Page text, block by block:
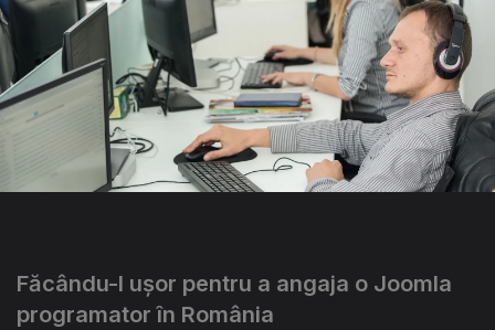
Făcându-l ușor pentru a angaja o Joomla
programator în România